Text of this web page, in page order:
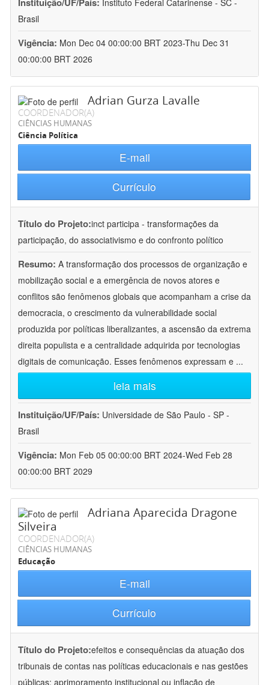
Instituto Federal Catarinense - SC -
Brasil
Vigência: Mon Dec 04 00:00:00 BRT 2023-Thu Dec 31
00:00:00 BRT 2026
Adrian Gurza Lavalle
COORDENADOR(A)
CIÊNCIAS HUMANAS
Ciência Política
E-mail
Currículo
Título do Projeto:inct participa - transformações da
participação, do associativismo e do confronto político
Resumo: A transformação dos processos de organização e
mobilização social e a emergência de novos atores e
conflitos são fenômenos globais que acompanham a crise da
democracia, o crescimento da vulnerabilidade social
produzida por políticas liberalizantes, a ascensão da extrema
direita populista e a centralidade adquirida por tecnologias
digitais de comunicação. Esses fenômenos expressam e ...
leia mais
Instituição/UF/País: Universidade de São Paulo - SP -
Brasil
Vigência: Mon Feb 05 00:00:00 BRT 2024-Wed Feb 28
00:00:00 BRT 2029
Adriana Aparecida Dragone
Silveira
COORDENADOR(A)
CIÊNCIAS HUMANAS
Educação
E-mail
Currículo
Título do Projeto:efeitos e consequências da atuação dos
tribunais de contas nas políticas educacionais e nas gestões
públicas: aprimoramento institucional ou inflação de